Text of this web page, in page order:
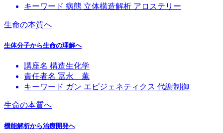
キーワード 病態 立体構造解析 アロステリー
生命の本質へ
生体分子から生命の理解へ
講座名 構造生化学
責任者名 冨永 薫
キーワード ガン エピジェネティクス 代謝制御
生命の本質へ
機能解析から治療開発へ